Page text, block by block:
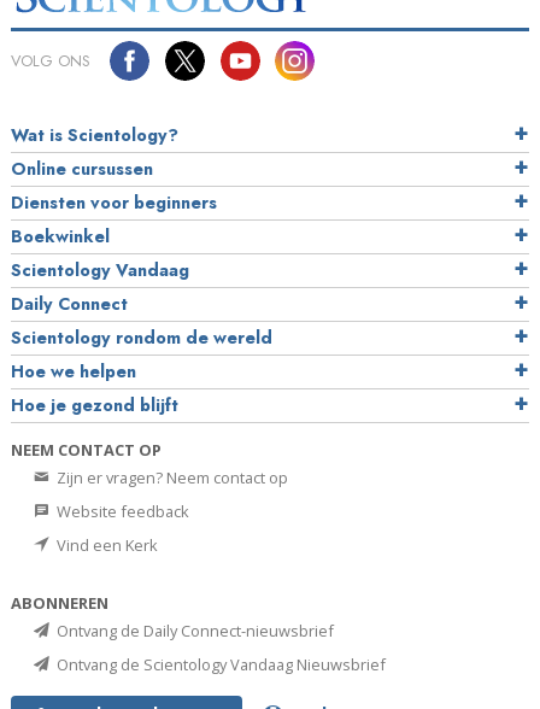
VOLG ONS
Wat is Scientology?
Online cursussen
Diensten voor beginners
Boekwinkel
Scientology Vandaag
Daily Connect
Scientology rondom de wereld
Hoe we helpen
Hoe je gezond blijft
NEEM CONTACT OP
Zijn er vragen? Neem contact op
Website feedback
Vind een Kerk
ABONNEREN
Ontvang de Daily Connect-nieuwsbrief
Ontvang de Scientology Vandaag Nieuwsbrief